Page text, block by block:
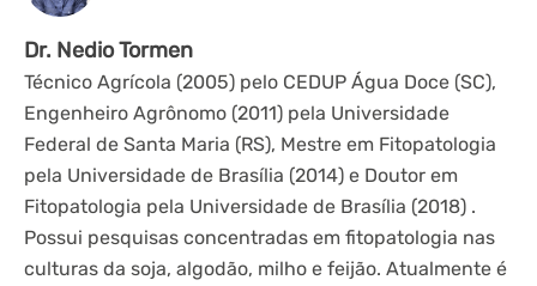
Dr. Nedio Tormen
Técnico Agrícola (2005) pelo CEDUP Água Doce (SC),
Engenheiro Agrônomo (2011) pela Universidade
Federal de Santa Maria (RS), Mestre em Fitopatologia
pela Universidade de Brasília (2014) e Doutor em
Fitopatologia pela Universidade de Brasília (2018) .
Possui pesquisas concentradas em fitopatologia nas
culturas da soja, algodão, milho e feijão. Atualmente é